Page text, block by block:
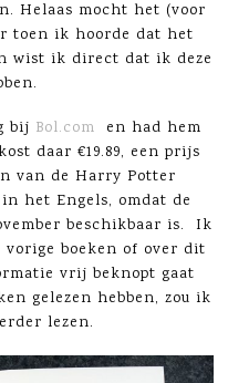
Helaas mocht het (voor
toen ik hoorde dat het
wist ik direct dat ik deze
bij Bol.com en had hem
daar €19.89, een prijs
van de Harry Potter
het Engels, omdat de
beschikbaar is. Ik
boeken of over dit
vrij beknopt gaat
gelezen hebben, zou ik
lezen.